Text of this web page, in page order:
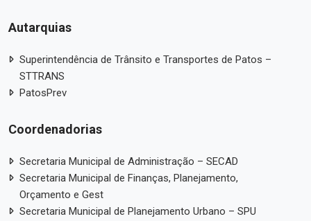
Autarquias
Superintendência de Trânsito e Transportes de Patos –
STTRANS
PatosPrev
Coordenadorias
Secretaria Municipal de Administração – SECAD
Secretaria Municipal de Finanças, Planejamento,
Orçamento e Gest
Secretaria Municipal de Planejamento Urbano – SPU